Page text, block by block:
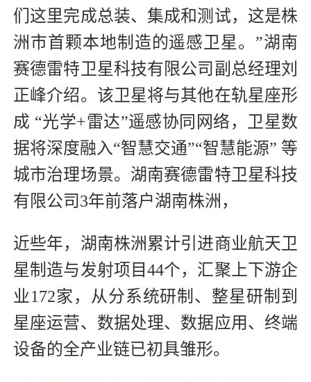
们这里完成总装、集成和测试，这是株
洲市首颗本地制造的遥感卫星。”湖南
赛德雷特卫星科技有限公司副总经理刘
正峰介绍。该卫星将与其他在轨星座形
成 “光学+雷达”遥感协同网络，卫星数
据将深度融入“智慧交通”“智慧能源” 等
城市治理场景。湖南赛德雷特卫星科技
有限公司3年前落户湖南株洲，
近些年，湖南株洲累计引进商业航天卫
星制造与发射项目44个，汇聚上下游企
业172家，从分系统研制、整星研制到
星座运营、数据处理、数据应用、终端
设备的全产业链已初具雏形。